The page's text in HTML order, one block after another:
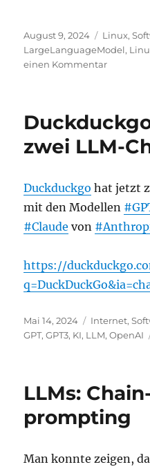
Veröffentlicht
am
August 9, 2024 Linux,
LargeLanguageModel,
einen Kommentarzu
nur
einem
einzigen
starten
zwei LLM-
Duckduckgo hat jetzt
mit den Modellen
#Claude von
https://
Veröffentlicht
am
Mai 14, 2024 Kategorien
Internet,
GPT,GPT3, KI, LLM,OpenAI
LLMs:
prompting
Man konnte zeigen,